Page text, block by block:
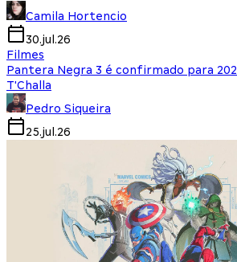
Camila Hortencio
30.jul.26
Filmes
Pantera Negra 3 é confirmado para
T'Challa
Pedro Siqueira
25.jul.26